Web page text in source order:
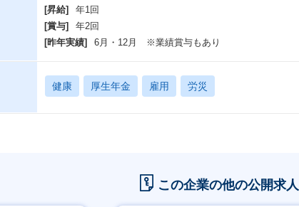
[昇給]
年1回
[賞与]
年2回
[昨年実績]
6月・12月 ※業績賞与もあり
健康 厚生年金 雇用 労災
この企業の他の公開求人